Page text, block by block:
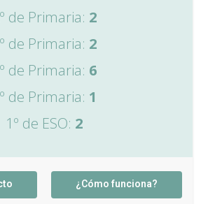
de Primaria: 2
de Primaria: 2
de Primaria: 6
de Primaria: 1
1º de ESO: 2
¿Cómo funciona?